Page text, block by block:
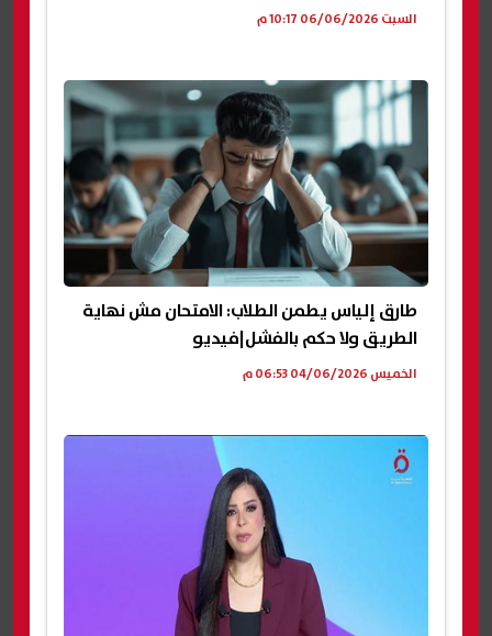
السبت 06/06/2026 10:17 م
طارق إلياس يطمن الطلاب: الامتحان مش نهاية
الطريق ولا حكم بالفشل|فيديو
الخميس 04/06/2026 06:53 م